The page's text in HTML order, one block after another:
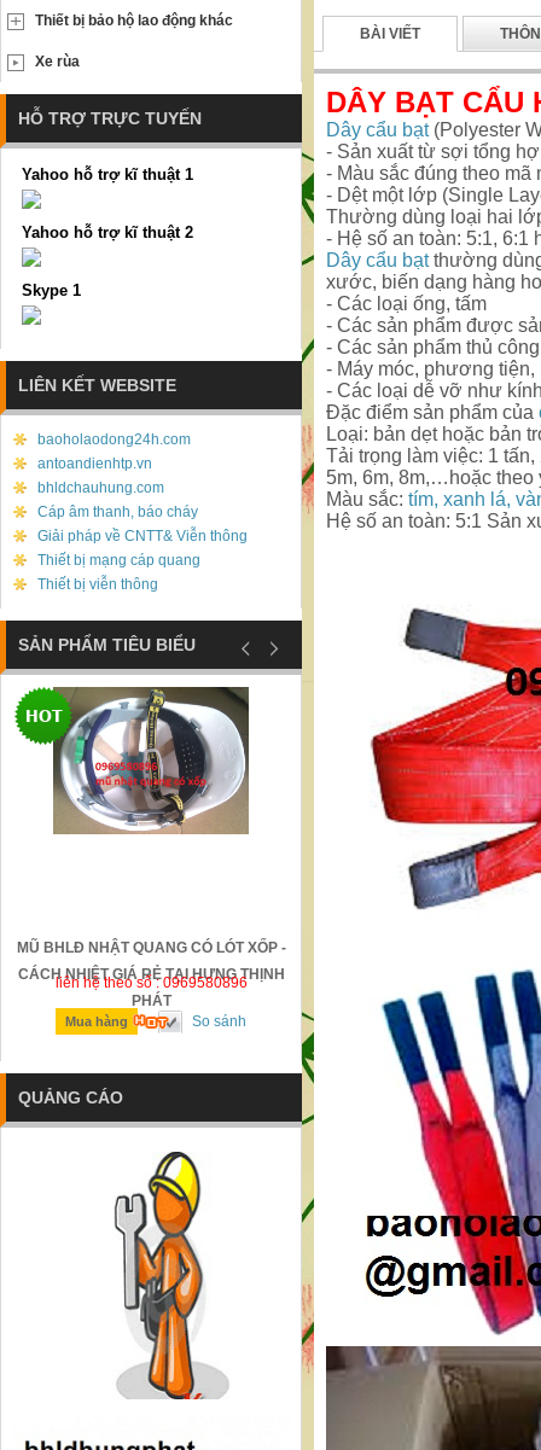
BÀI VIẾT
DÂY BẠT
Dây cẩu bạt(Polyester
- Sản xuất từ sợi tổng
- Màu sắc đúng theo mã
- Dệt một lớp (Single
Thường dùng loại hai
- Hệ số an toàn: 5:1, 6:1
Dây cẩu bạtthường
xước, biến dạng hàng
- Các loại ống, tấm
- Các sản phẩm được
- Các sản phẩm thủ
- Máy móc, phương tiện,
- Các loại dễ vỡ như
Đặc điểm sản phẩm của
Loại: bản dẹt hoặc bản
Tải trọng làm việc: 1
5m, 6m, 8m,…hoặc theo
Màu sắc: tím, xanh lá,
Hệ số an toàn: 5:1 Sản
Thiết bị bảo hộ lao động khác
Xe rùa
HỖ TRỢ TRỰC TUYẾN
Yahoo hỗ trợ kĩ thuật 1
Yahoo hỗ trợ kĩ thuật 2
Skype 1
LIÊN KẾT WEBSITE
baoholaodong24h.com
antoandienhtp.vn
bhldchauhung.com
Cáp âm thanh, báo cháy
Giải pháp về CNTT& Viễn thông
Thiết bị mạng cáp quang
Thiết bị viễn thông
SẢN PHẨM TIÊU BIỂU
GỜ GIẢM TỐC BẰNG THÉP ĐÚC
liên hệ theo số : 0969580896
Mua hàng So sánh
CÔNG BÁO HIỆU
liên hệ theo số : 0969580896
Mua hàng So sánh
QUẢNG CÁO